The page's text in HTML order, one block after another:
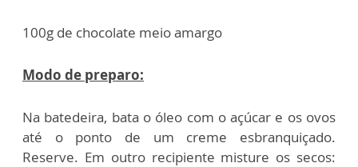
100g de chocolate meio amargo
Modo de preparo:
Na batedeira, bata o óleo com o açúcar e os ovos
até o ponto de um creme esbranquiçado.
Reserve. Em outro recipiente misture os secos: